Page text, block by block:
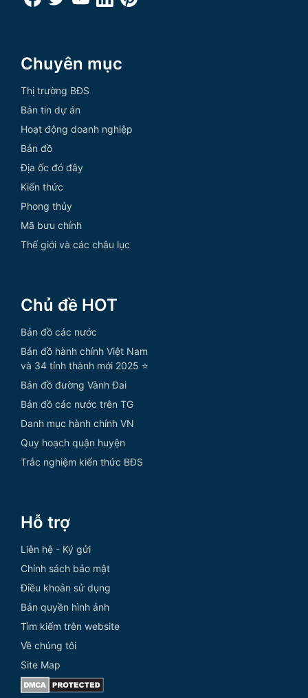
Chuyên mục
Thị trường BĐS
Bản tin dự án
Hoạt động doanh nghiệp
Bản đồ
Địa ốc đó đây
Kiến thức
Phong thủy
Mã bưu chính
Thế giới và các châu lục
Chủ đề HOT
Bản đồ các nước
Bản đồ hành chính Việt Nam
và 34 tỉnh thành mới 2025 ⭐
Bản đồ đường Vành Đai
Bản đồ các nước trên TG
Danh mục hành chính VN
Quy hoạch quận huyện
Trắc nghiệm kiến thức BĐS
Hỗ trợ
Liên hệ - Ký gửi
Chính sách bảo mật
Điều khoản sử dụng
Bản quyền hình ảnh
Tìm kiếm trên website
Về chúng tôi
Site Map